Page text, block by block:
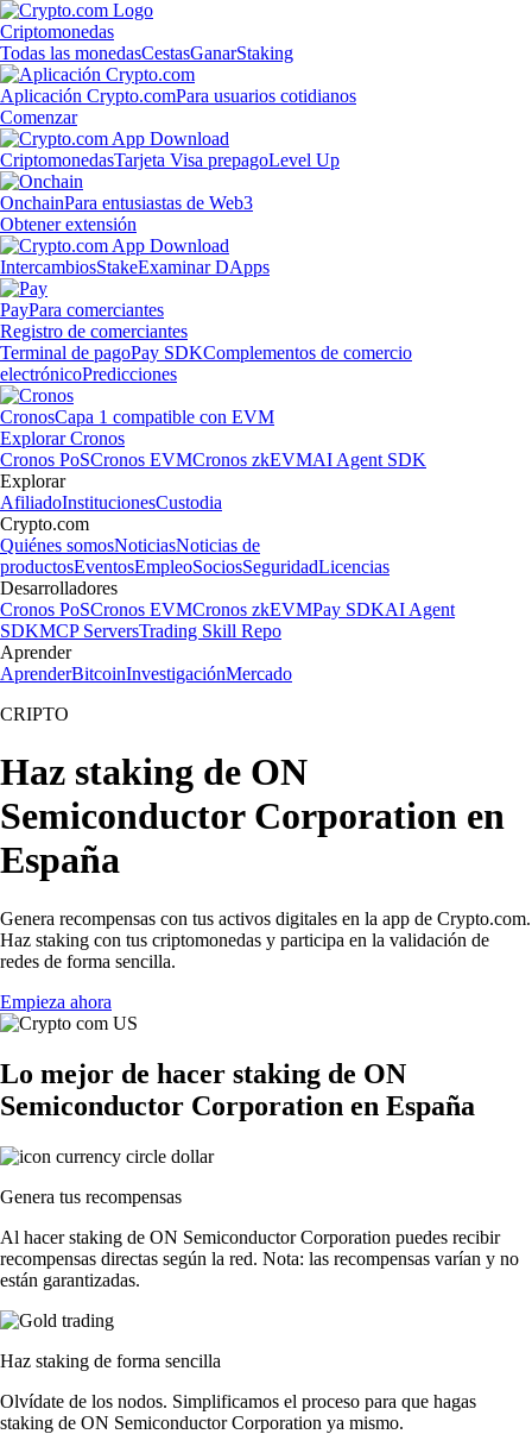
Criptomonedas
Todas las monedasCestasGanarStaking
Aplicación Crypto.comPara usuarios cotidianos
Comenzar
CriptomonedasTarjeta Visa prepagoLevel Up
OnchainPara entusiastas de Web3
Obtener extensión
IntercambiosStakeExaminar DApps
PayPara comerciantes
Registro de comerciantes
Terminal de pagoPay SDKComplementos de comercio
electrónicoPredicciones
CronosCapa 1 compatible con EVM
Explorar Cronos
Cronos PoSCronos EVMCronos zkEVMAI Agent SDK
Explorar
AfiliadoInstitucionesCustodia
Crypto.com
Quiénes somosNoticiasNoticias de
productosEventosEmpleoSociosSeguridadLicencias
Desarrolladores
Cronos PoSCronos EVMCronos zkEVMPay SDKAI Agent
SDKMCP ServersTrading Skill Repo
Aprender
AprenderBitcoinInvestigaciónMercado
CRIPTO
Haz staking de ON
Semiconductor Corporation en
España
Genera recompensas con tus activos digitales en la app de Crypto.com.
Haz staking con tus criptomonedas y participa en la validación de
redes de forma sencilla.
Empieza ahora
Lo mejor de hacer staking de ON
Semiconductor Corporation en España
Genera tus recompensas
Al hacer staking de ON Semiconductor Corporation puedes recibir
recompensas directas según la red. Nota: las recompensas varían y no
están garantizadas.
Haz staking de forma sencilla
Olvídate de los nodos. Simplificamos el proceso para que hagas
staking de ON Semiconductor Corporation ya mismo.